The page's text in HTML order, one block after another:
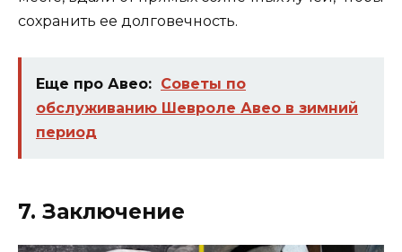
сохранить ее долговечность.
Еще про Авео: Советы по
обслуживанию Шевроле Авео в зимний
период
7. Заключение